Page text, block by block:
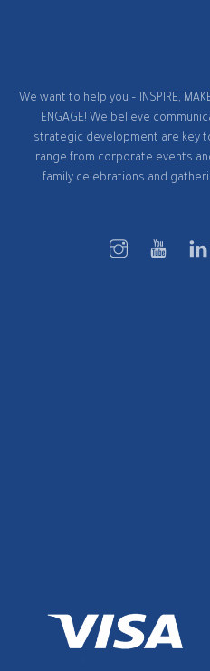
We want to help you – INSPIRE, MAKE
ENGAGE! We believe
strategic development are key
range from corporate events
family celebrations and